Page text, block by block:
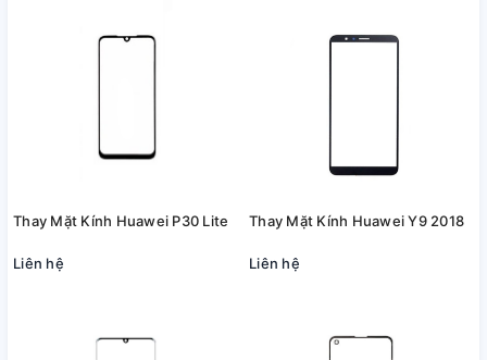
Thay Mặt Kính Huawei P30 Lite
Liên hệ
Thay Mặt Kính Huawei Y9 2018
Liên hệ